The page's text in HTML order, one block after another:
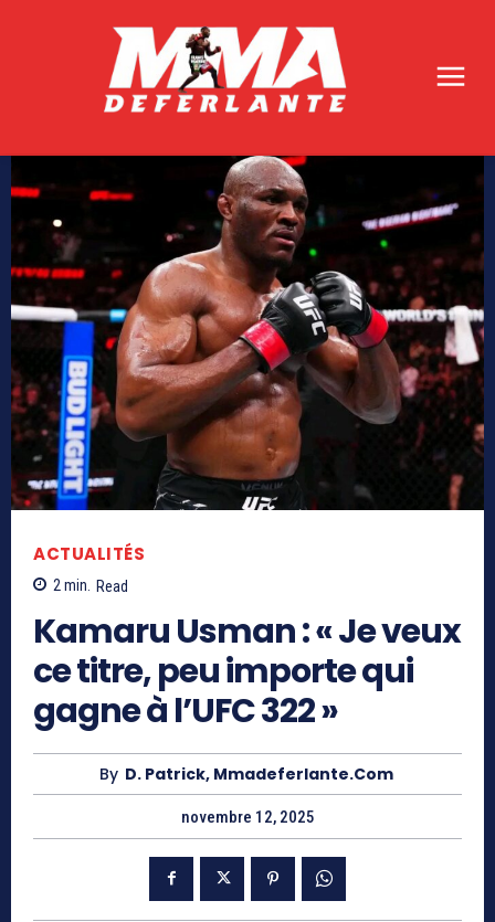
ACTUALITÉS
2min. Read
Kamaru Usman : « Je veux
ce titre, peu importe qui
gagne à l’UFC 322 »
By D. Patrick, Mmadeferlante.com
novembre 12, 2025